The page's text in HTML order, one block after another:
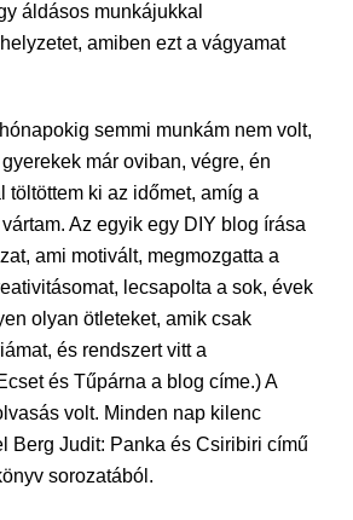
áldásos munkájukkal
amiben ezt a vágyamat
semmi munkám nem volt,
már oviban, végre, én
töltöttem ki az időmet, amíg a
Az egyik egy DIY blog írása
ami motivált, megmozgatta a
lecsapolta a sok, évek
olyan ötleteket, amik csak
és rendszert vitt a
és Tűpárna a blog címe.) A
volt. Minden nap kilenc
Berg Judit: Panka és Csiribiri című
sorozatából.